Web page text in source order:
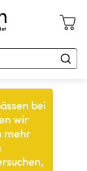
bei
wir
mehr